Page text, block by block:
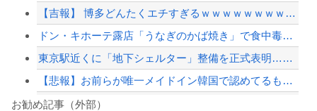
【吉報】 博多どんたくエチすぎるｗｗｗｗｗｗｗｗｗｗｗｗｗｗｗ
ドン・キホーテ露店「うなぎのかば焼き」で食中毒 男女14人が発熱や腹痛など訴え…...
東京駅近くに「地下シェルター」整備を正式表明…小池百合子知事「多くの方が滞在、施...
【悲報】お前らが唯一メイドイン韓国で認めてるもの「キムチ」あと3つは？
お勧め記事（外部）